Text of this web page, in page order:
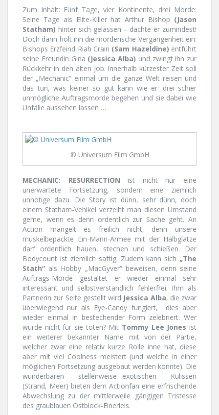
Zum Inhalt: Fünf Tage, vier Kontinente, drei Morde:
Seine Tage als Elite-Killer hat Arthur Bishop (Jason
Statham) hinter sich gelassen – dachte er zumindest!
Doch dann holt ihn die mörderische Vergangenheit ein:
Bishops Erzfeind Riah Crain (Sam Hazeldine) entführt
seine Freundin Gina (Jessica Alba) und zwingt ihn zur
Rückkehr in den alten Job. Innerhalb kürzester Zeit soll
der „Mechanic“ einmal um die ganze Welt reisen und
das tun, was keiner so gut kann wie er: drei schier
unmögliche Auftragsmorde begehen und sie dabei wie
Unfälle aussehen lassen …
© Universum Film GmbH
MECHANIC: RESURRECTION ist nicht nur eine
unerwartete Fortsetzung, sondern eine ziemlich
unnötige dazu. Die Story ist dünn, sehr dünn, doch
einem Statham-Vehikel verzeiht man diesen Umstand
gerne, wenn es denn ordentlich zur Sache geht. An
Action mangelt es freilich nicht, denn unsere
muskelbepackte Ein-Mann-Armee mit der Halbglatze
darf ordentlich hauen, stechen und schießen. Der
Bodycount ist ziemlich saftig. Zudem kann sich „The
Stath“ als Hobby „MacGyver“ beweisen, denn seine
Auftrags-Morde gestaltet er wieder einmal sehr
interessant und selbstverständlich fehlerfrei. Ihm als
Partnerin zur Seite gestellt wird Jessica Alba, die zwar
überwiegend nur als Eye-Candy fungiert, dies aber
wieder einmal in bestechender Form zelebriert. Wer
würde nicht für sie töten? Mit Tommy Lee Jones ist
ein weiterer bekannter Name mit von der Partie,
welcher zwar eine relativ kurze Rolle inne hat, diese
aber mit viel Coolness meistert (und welche in einer
möglichen Fortsetzung ausgebaut werden könnte). Die
wunderbaren – stellenweise exotischen – Kulissen
(Strand, Meer) bieten dem Actionfan eine erfrischende
Abwechslung zu der mittlerweile gängigen Tristesse
des graublauen Ostblock-Einerleis.